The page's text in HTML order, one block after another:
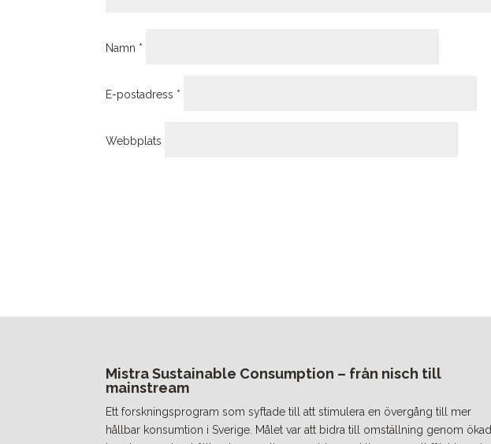
Namn *
E-postadress *
Webbplats
Mistra Sustainable Consumption – från nisch till
mainstream
Ett forskningsprogram som syftade till att stimulera en övergång till mer
hållbar konsumtion i Sverige. Målet var att bidra till omställning genom ökad